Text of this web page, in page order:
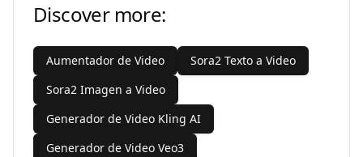
Discover more:
Aumentador de Video
Sora2 Texto a Video
Sora2 Imagen a Video
Generador de Video Kling AI
Generador de Video Veo3